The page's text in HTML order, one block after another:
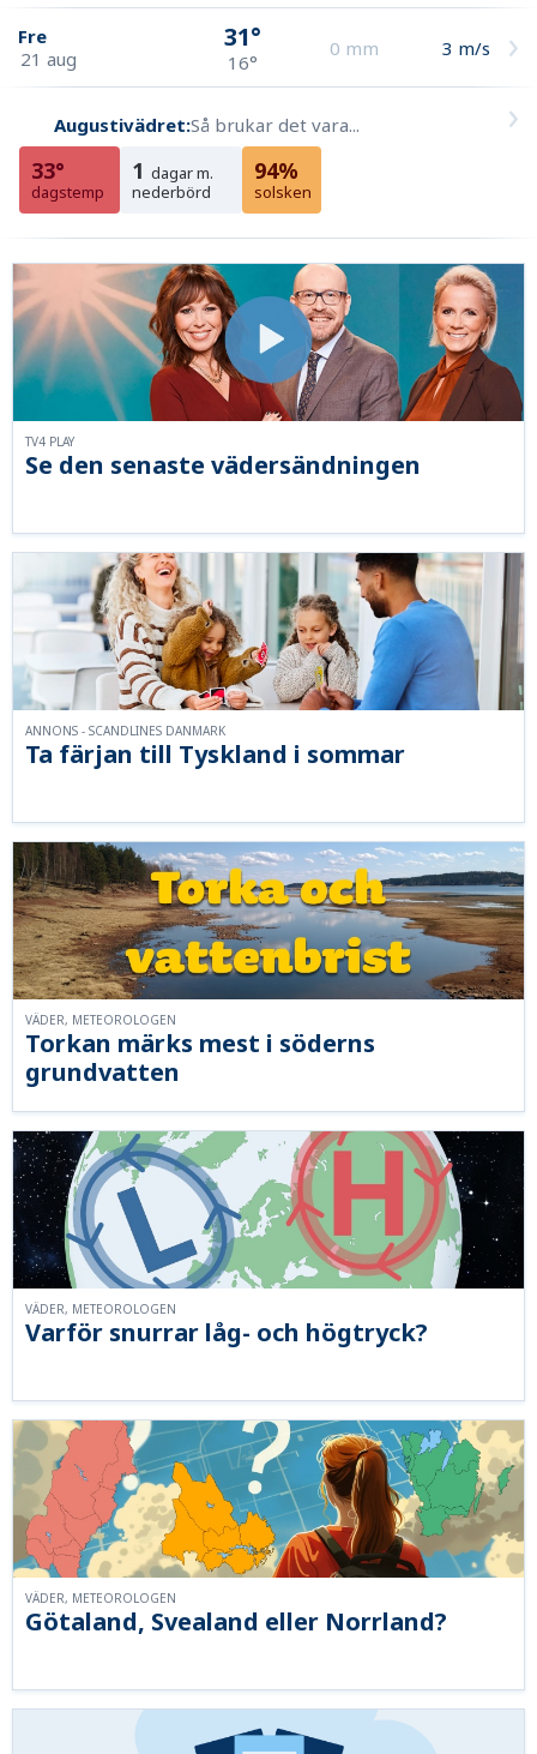
Fre
21 aug
31°
16°
0 mm 3 m/s
Augustivädret:Så brukar det vara...
33°
dagstemp
1 dagar m.
nederbörd
94%
solsken
Se den senaste vädersändningen
TV4 PLAY
Ta färjan till Tyskland i sommar
ANNONS - SCANDLINES DANMARK
Torkan märks mest i söderns
grundvatten
VÄDER, METEOROLOGEN
Varför snurrar låg- och högtryck?
VÄDER, METEOROLOGEN
Götaland, Svealand eller Norrland?
VÄDER, METEOROLOGEN